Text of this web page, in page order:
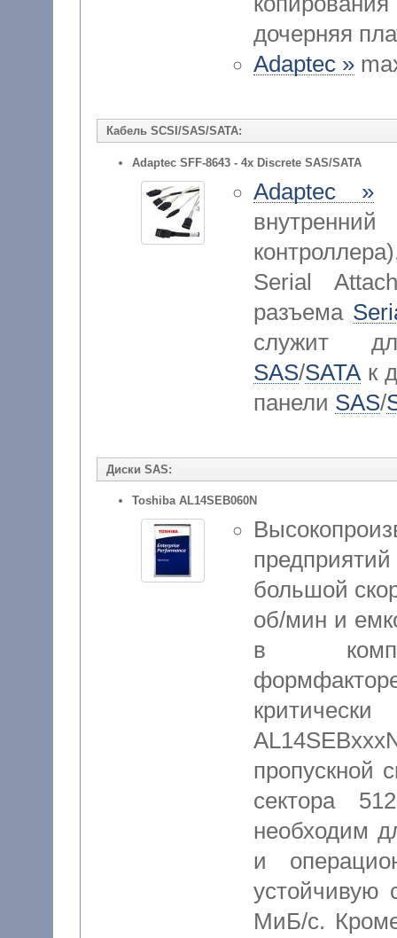
дочерняя
Adaptec »
Кабель SCSI/SAS/SATA:
Adaptec SFF-8643 - 4x Discrete SAS/SATA
Adaptec »
Serial
разъема
служит
SAS/SATAк
панели SAS/
Диски SAS:
Toshiba AL14SEB060N
большой
об/мин и
в
пропускной
сектора
необходим
и
устойчивую
МиБ/с.